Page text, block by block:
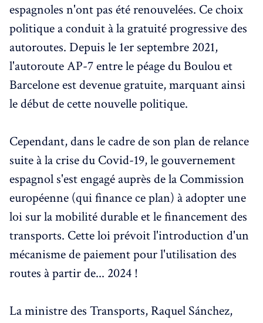
espagnoles n'ont pas été renouvelées. Ce choix
politique a conduit à la gratuité progressive des
autoroutes. Depuis le 1er septembre 2021,
l'autoroute AP-7 entre le péage du Boulou et
Barcelone est devenue gratuite, marquant ainsi
le début de cette nouvelle politique.
Cependant, dans le cadre de son plan de relance
suite à la crise du Covid-19, le gouvernement
espagnol s'est engagé auprès de la Commission
européenne (qui finance ce plan) à adopter une
loi sur la mobilité durable et le financement des
transports. Cette loi prévoit l'introduction d'un
mécanisme de paiement pour l'utilisation des
routes à partir de... 2024 !
La ministre des Transports, Raquel Sánchez,